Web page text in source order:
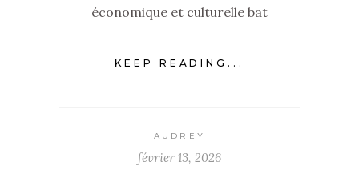
économique et culturelle bat
KEEP READING...
AUDREY
février 13, 2026